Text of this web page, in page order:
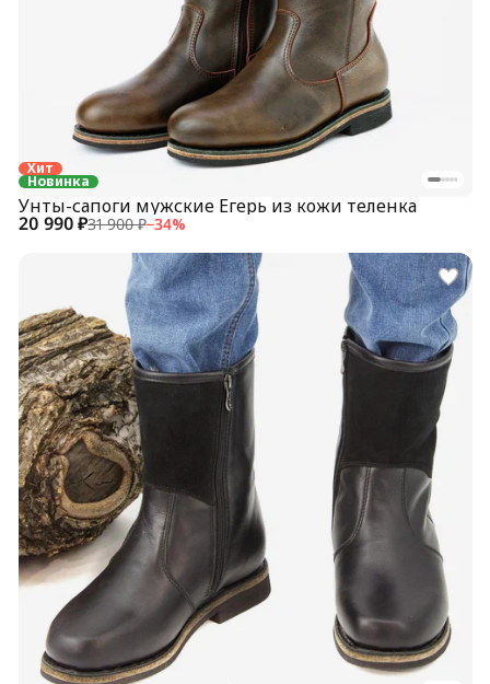
Хит
Новинка
20 990 ₽31 900 ₽−34%
Унты-сапоги мужские Егерь из кожи теленка